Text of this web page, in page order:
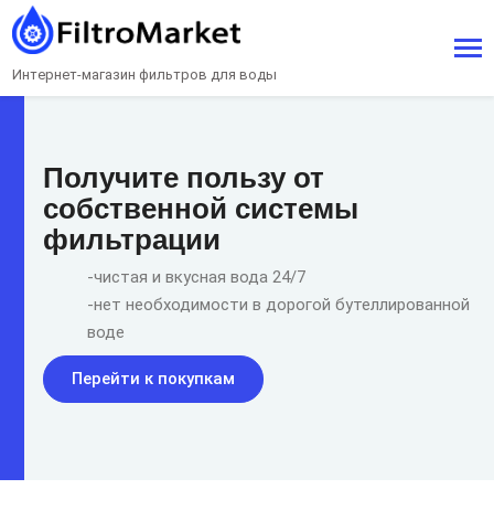
Интернет-магазин фильтров для воды
Получите пользу от
собственной системы
фильтрации
-чистая и вкусная вода 24/7
-нет необходимости в дорогой бутеллированной
воде
Перейти к покупкам